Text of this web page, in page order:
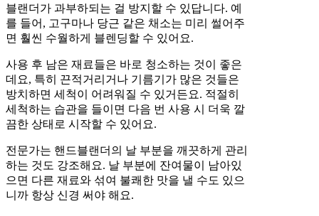
블랜더가 과부하되는 걸 방지할 수 있답니다. 예
를 들어, 고구마나 당근 같은 채소는 미리 썰어주
면 훨씬 수월하게 블렌딩할 수 있어요.
사용 후 남은 재료들은 바로 청소하는 것이 좋은
데요, 특히 끈적거리거나 기름기가 많은 것들은
방치하면 세척이 어려워질 수 있거든요. 적절히
세척하는 습관을 들이면 다음 번 사용 시 더욱 깔
끔한 상태로 시작할 수 있어요.
전문가는 핸드블랜더의 날 부분을 깨끗하게 관리
하는 것도 강조해요. 날 부분에 잔여물이 남아있
으면 다른 재료와 섞여 불쾌한 맛을 낼 수도 있으
니까 항상 신경 써야 해요.